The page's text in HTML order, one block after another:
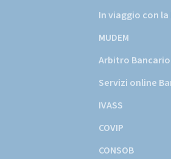
In viaggio con
MUDEM
Arbitro
Servizi online
IVASS
COVIP
CONSOB